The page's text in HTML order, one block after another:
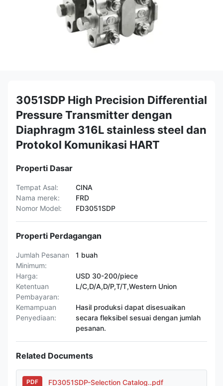
3051SDP High Precision Differential
Pressure Transmitter dengan
Diaphragm 316L stainless steel dan
Protokol Komunikasi HART
Properti Dasar
Tempat Asal:
CINA
Nama merek:
FRD
Nomor Model:
FD3051SDP
Properti Perdagangan
Jumlah Pesanan
Minimum:
1 buah
Harga:
USD 30-200/piece
Ketentuan
Pembayaran:
L/C,D/A,D/P,T/T,Western Union
Kemampuan
Penyediaan:
Hasil produksi dapat disesuaikan
secara fleksibel sesuai dengan jumlah
pesanan.
Related Documents
PDF FD3051SDP-Selection Catalog..pdf